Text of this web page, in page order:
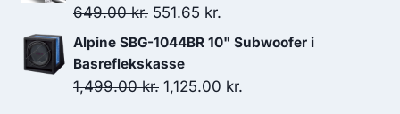
var:
549.00 kr..379.00 kr..
649.00kr. Den
oprindelige
pris
var:
551.65 kr.
aktuelle
er:
Alpine SBG-1044BR 10" Subwoofer i
Basreflekskasse
1,499.00kr. Den
1,125.00 kr.